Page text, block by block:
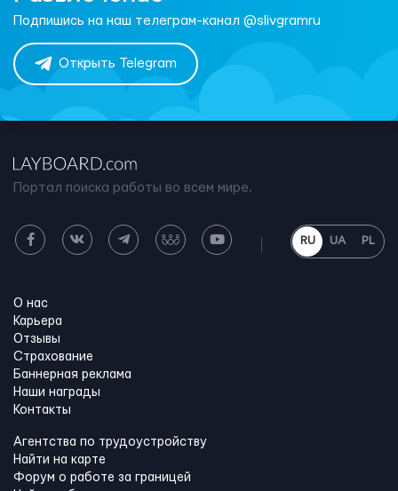
Подпишись на наш телеграм-канал @slivgramru
Открыть Telegram
Портал поиска работы во всем мире.
RU UA PL
О нас
Карьера
Отзывы
Страхование
Баннерная реклама
Наши награды
Контакты
Агентства по трудоустройству
Найти на карте
Форум о работе за границей